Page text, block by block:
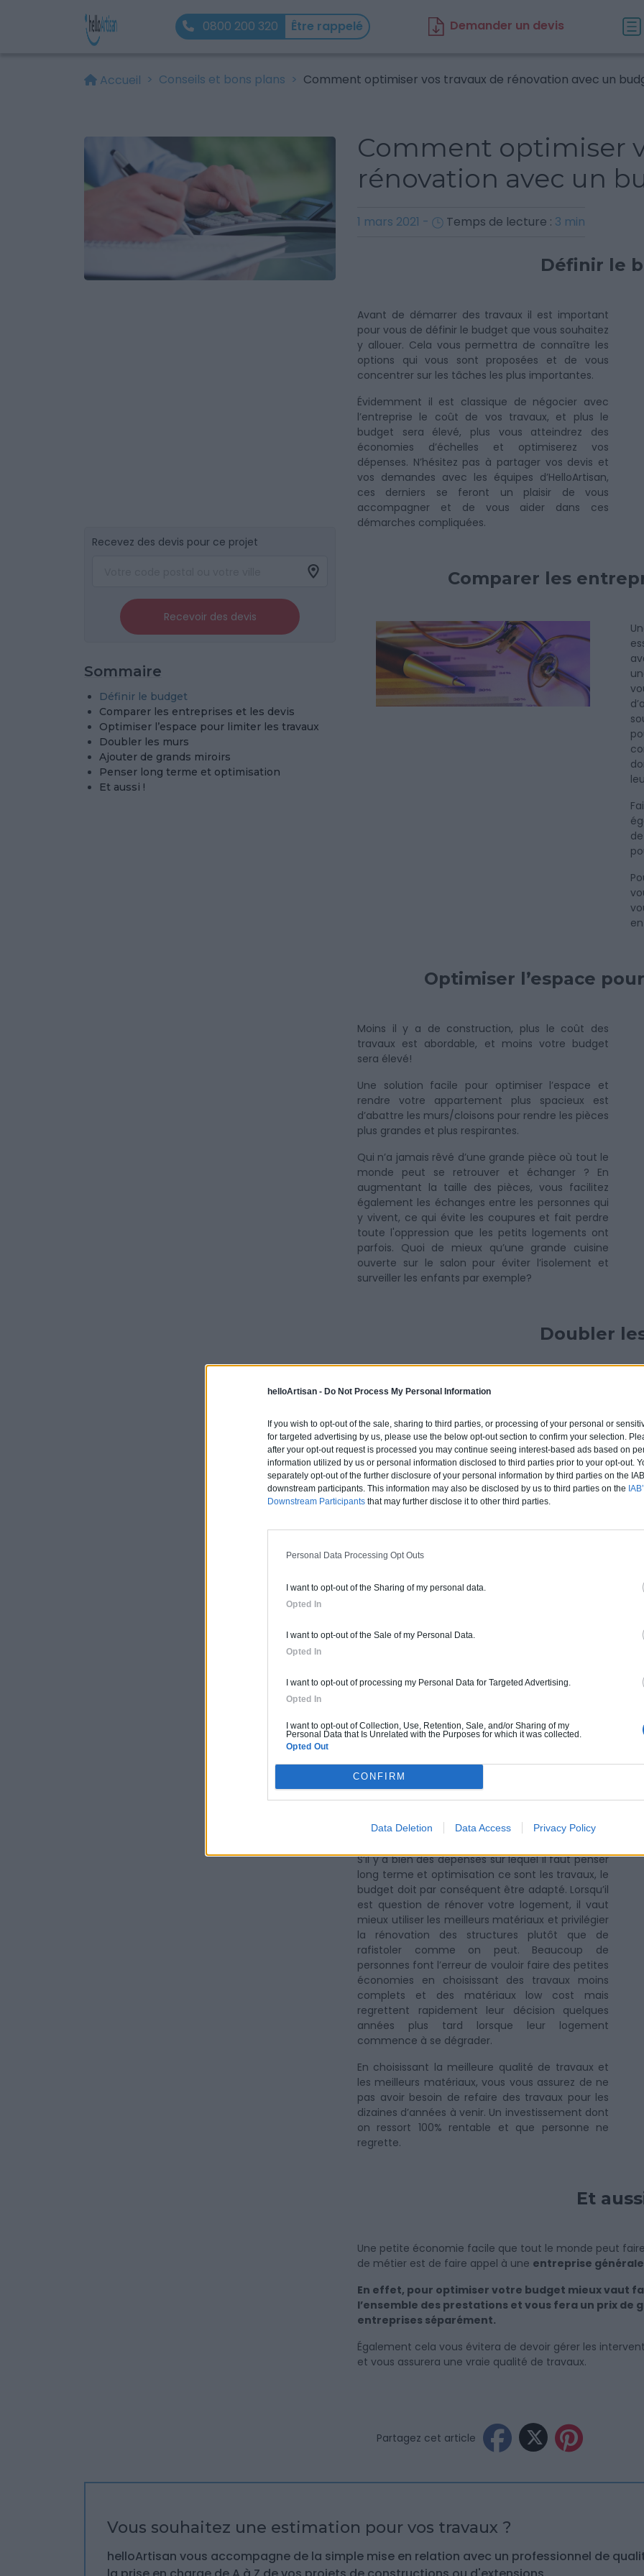
helloArtisan - Do Not Process My Personal Information
If you wish to opt-out of the sale, sharing to third parties, or processing of your personal or
for targeted advertising by us, please use the below opt-out section to confirm your selection.
after your opt-out request is processed you may continue seeing interest-based ads based on
information utilized by us or personal information disclosed to third parties prior to your opt-out.
separately opt-out of the further disclosure of your personal information by third parties on the
downstream participants. This information may also be disclosed by us to third parties on the
Downstream Participants that may further disclose it to other third parties.
Personal Data Processing Opt Outs
I want to opt-out of the Sharing of my personal data.
Opted In
I want to opt-out of the Sale of my Personal Data.
Opted In
I want to opt-out of processing my Personal Data for Targeted Advertising.
Opted In
I want to opt-out of Collection, Use, Retention, Sale, and/or Sharing of my
Personal Data that Is Unrelated with the Purposes for which it was collected.
Opted Out
CONFIRM
Data Deletion Data Access Privacy Policy
0800 200 320 Être rappelé Demander un devis
Accueil Conseils et bons plans Comment optimiser vos travaux de rénovation avec un
Recevez des devis pour ce projet
Recevoir des devis
Sommaire
Définir le budget
Comparer les entreprises et les devis
Optimiser l’espace pour limiter les travaux
Doubler les murs
Ajouter de grands miroirs
Penser long terme et optimisation
Et aussi !
Comment optimiser
rénovation avec un
1 mars 2021 - Temps de lecture : 3 min
Définir le
Avant de démarrer des travaux il est important
pour vous de définir le budget que vous souhaitez
y allouer. Cela vous permettra de connaître les
options qui vous sont proposées et de vous
concentrer sur les tâches les plus importantes.
Évidemment il est classique de négocier avec
l’entreprise le coût de vos travaux, et plus le
budget sera élevé, plus vous atteindrez des
économies d’échelles et optimiserez vos
dépenses. N’hésitez pas à partager vos devis et
vos demandes avec les équipes d’HelloArtisan,
ces derniers se feront un plaisir de vous
accompagner et de vous aider dans ces
démarches compliquées.
Comparer les
Optimiser l’espace
Moins il y a de construction, plus le coût des
travaux est abordable, et moins votre budget
sera élevé!
Une solution facile pour optimiser l’espace et
rendre votre appartement plus spacieux est
d’abattre les murs/cloisons pour rendre les pièces
plus grandes et plus respirantes.
Qui n’a jamais rêvé d’une grande pièce où tout le
monde peut se retrouver et échanger ? En
augmentant la taille des pièces, vous facilitez
également les échanges entre les personnes qui
y vivent, ce qui évite les coupures et fait perdre
toute l'oppression que les petits logements ont
parfois. Quoi de mieux qu’une grande cuisine
ouverte sur le salon pour éviter l’isolement et
surveiller les enfants par exemple?
Doubler
Si vos murs sont en mauvais état il est parfois plus
(opération coûteuse, nécessitant plus de budget). En
(matériaux peu onéreux, moins de budget) vous
matériel et de l’argent pour un rendu tout aussi beau et
Ajouter de
Penser long
S’il y a bien des dépenses sur lequel il faut penser
long terme et optimisation ce sont les travaux, le
budget doit par conséquent être adapté. Lorsqu’il
est question de rénover votre logement, il vaut
mieux utiliser les meilleurs matériaux et privilégier
la rénovation des structures plutôt que de
rafistoler comme on peut. Beaucoup de
personnes font l’erreur de vouloir faire des petites
économies en choisissant des travaux moins
complets et des matériaux low cost mais
regrettent rapidement leur décision quelques
années plus tard lorsque leur logement
commence à se dégrader.
En choisissant la meilleure qualité de travaux et
les meilleurs matériaux, vous vous assurez de ne
pas avoir besoin de refaire des travaux pour les
dizaines d’années à venir. Un investissement dont
on ressort 100% rentable et que personne ne
regrette.
Et
Une petite économie facile que tout le monde peut
de métier est de faire appel à une entreprise
En effet, pour optimiser votre budget mieux vaut
l’ensemble des prestations et vous fera un prix de
entreprises séparément.
Également cela vous évitera de devoir gérer les
et vous assurera une vraie qualité de travaux.
Partagez cet article
Vous souhaitez une estimation pour vos travaux ?
helloArtisan vous accompagne de la simple mise en relation avec un professionnel de